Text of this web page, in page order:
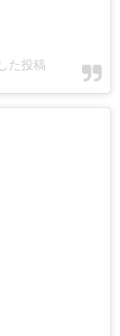
た投稿